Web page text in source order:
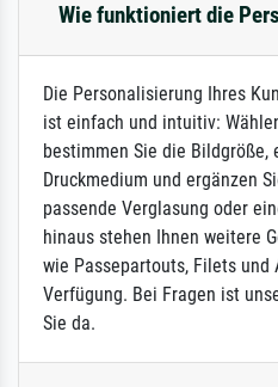
Wie funktioniert die
Die Personalisierung Ihres
ist einfach und intuitiv:
bestimmen Sie die
Druckmedium und ergänzen
passende Verglasung oder
hinaus stehen Ihnen weitere
wie Passepartouts, Filets und
Verfügung. Bei Fragen ist
Sie da.